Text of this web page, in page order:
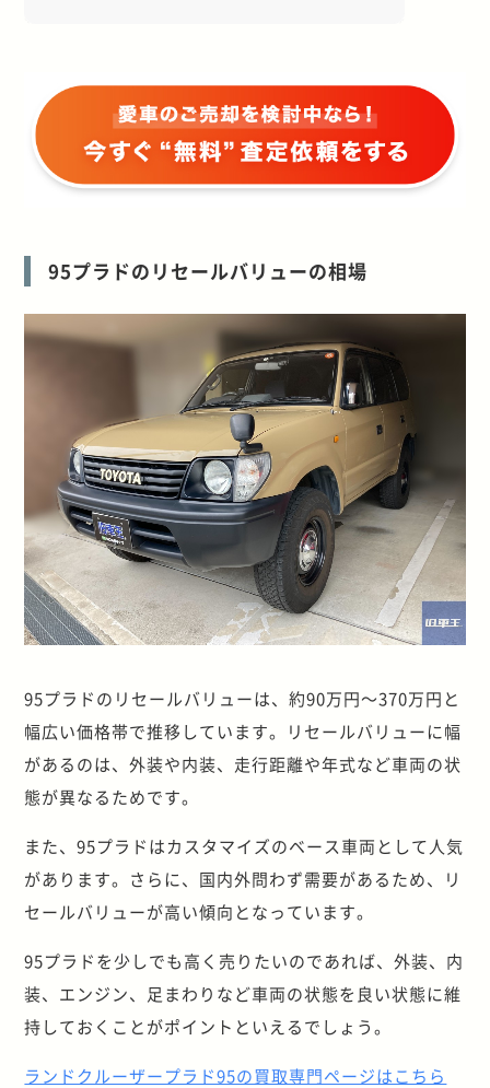
95プラドのリセールバリューの相場
95プラドのリセールバリューは、約90万円～370万円と
幅広い価格帯で推移しています。リセールバリューに幅
があるのは、外装や内装、走行距離や年式など車両の状
態が異なるためです。
また、95プラドはカスタマイズのベース車両として人気
があります。さらに、国内外問わず需要があるため、リ
セールバリューが高い傾向となっています。
95プラドを少しでも高く売りたいのであれば、外装、内
装、エンジン、足まわりなど車両の状態を良い状態に維
持しておくことがポイントといえるでしょう。
ランドクルーザープラド95の買取専門ページはこちら